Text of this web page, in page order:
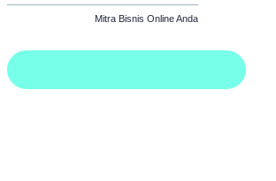
Mitra Bisnis Online Anda